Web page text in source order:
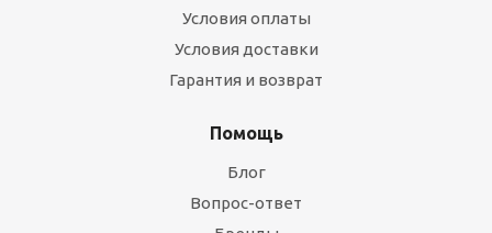
Условия оплаты
Условия доставки
Гарантия и возврат
Помощь
Блог
Вопрос-ответ